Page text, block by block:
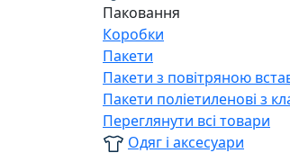
Паковання
Коробки
Пакети
Пакети з повітряною
Пакети поліетиленові з
Переглянути всі товари
Одяг і аксесуари